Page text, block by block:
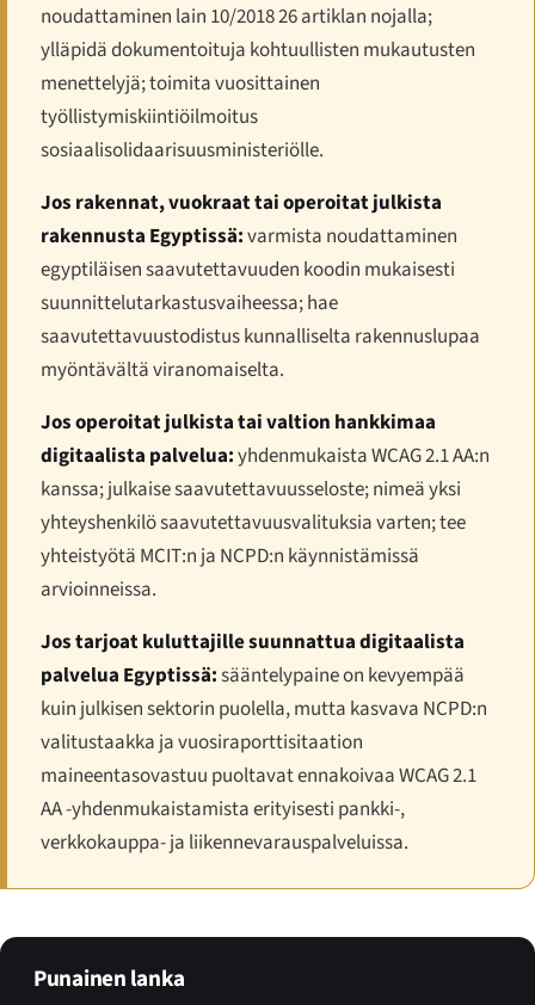
noudattaminen lain 10/2018 26 artiklan nojalla;
ylläpidä dokumentoituja kohtuullisten mukautusten
menettelyjä; toimita vuosittainen
työllistymiskiintiöilmoitus
sosiaalisolidaarisuusministeriölle.
Jos rakennat, vuokraat tai operoitat julkista
rakennusta Egyptissä:varmista noudattaminen
egyptiläisen saavutettavuuden koodin mukaisesti
suunnittelutarkastusvaiheessa; hae
saavutettavuustodistus kunnalliselta rakennuslupaa
myöntävältä viranomaiselta.
Jos operoitat julkista tai valtion hankkimaa
digitaalista palvelua:yhdenmukaista WCAG 2.1 AA:n
kanssa; julkaise saavutettavuusseloste; nimeä yksi
yhteyshenkilö saavutettavuusvalituksia varten; tee
yhteistyötä MCIT:n ja NCPD:n käynnistämissä
arvioinneissa.
Jos tarjoat kuluttajille suunnattua digitaalista
palvelua Egyptissä:sääntelypaine on kevyempää
kuin julkisen sektorin puolella, mutta kasvava NCPD:n
valitustaakka ja vuosiraporttisitaation
maineentasovastuu puoltavat ennakoivaa WCAG 2.1
AA -yhdenmukaistamista erityisesti pankki-,
verkkokauppa- ja liikennevarauspalveluissa.
Punainen lanka